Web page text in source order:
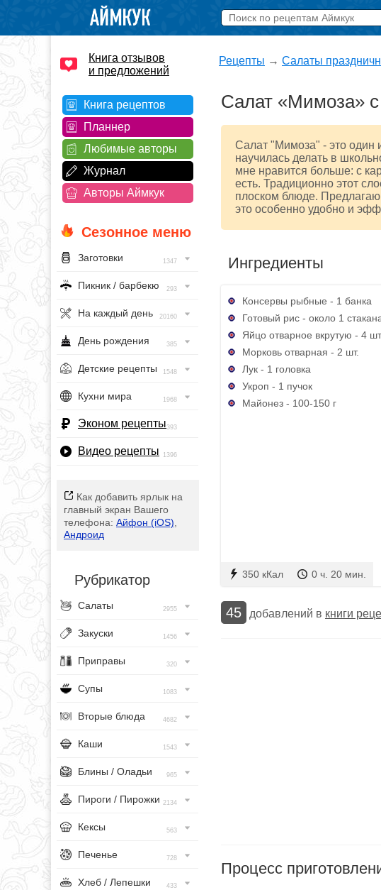
Книга отзывов
и предложений
Книга рецептов
Планнер
Любимые авторы
Журнал
Авторы Аймкук
Сезонное меню
Заготовки 1347
Пикник / барбекю 293
На каждый день 20160
День рождения 385
Детские рецепты 1548
Кухни мира 1968
Эконом рецепты393
Видео рецепты 1396
Как добавить ярлык на
главный экран Вашего
телефона: Айфон (iOS)
Андроид
Рубрикатор
Салаты 2955
Закуски 1456
Приправы 320
Супы 1083
Вторые блюда 4682
Каши 1543
Блины / Оладьи 965
Пироги / Пирожки 2134
Кексы 563
Печенье 728
Хлеб / Лепешки 433
Рецепты → Салаты
Салат «Мимоза»
Салат "Мимоза" - это один
научилась делать в
мне нравится больше: с
есть. Традиционно этот
плоском блюде.
это особенно удобно и
Ингредиенты
Консервы рыбные - 1 банка
Готовый рис - около 1
Яйцо отварное вкрутую - 4
Морковь отварная - 2 шт.
Лук - 1 головка
Укроп - 1 пучок
Майонез - 100-150 г
350 кКал 0 ч. 20 мин.
45 добавлений в книги
Процесс